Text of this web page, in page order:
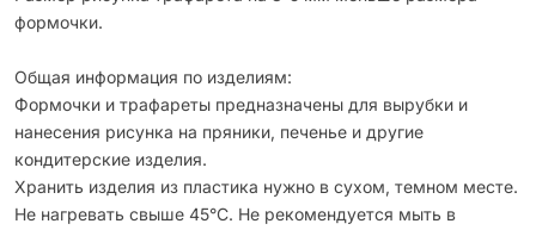
формочки.
Общая информация по изделиям:
Формочки и трафареты предназначены для вырубки и
нанесения рисунка на пряники, печенье и другие
кондитерские изделия.
Хранить изделия из пластика нужно в сухом, темном месте.
Не нагревать свыше 45°С. Не рекомендуется мыть в